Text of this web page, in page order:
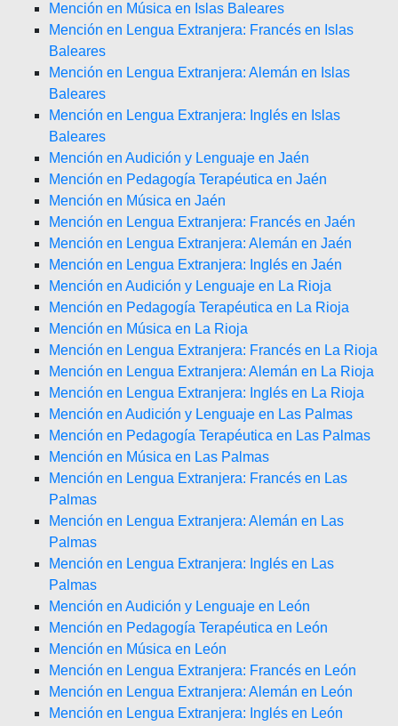
Mención en Música en Islas Baleares
Mención en Lengua Extranjera: Francés en Islas
Baleares
Mención en Lengua Extranjera: Alemán en Islas
Baleares
Mención en Lengua Extranjera: Inglés en Islas
Baleares
Mención en Audición y Lenguaje en Jaén
Mención en Pedagogía Terapéutica en Jaén
Mención en Música en Jaén
Mención en Lengua Extranjera: Francés en Jaén
Mención en Lengua Extranjera: Alemán en Jaén
Mención en Lengua Extranjera: Inglés en Jaén
Mención en Audición y Lenguaje en La Rioja
Mención en Pedagogía Terapéutica en La Rioja
Mención en Música en La Rioja
Mención en Lengua Extranjera: Francés en La Rioja
Mención en Lengua Extranjera: Alemán en La Rioja
Mención en Lengua Extranjera: Inglés en La Rioja
Mención en Audición y Lenguaje en Las Palmas
Mención en Pedagogía Terapéutica en Las Palmas
Mención en Música en Las Palmas
Mención en Lengua Extranjera: Francés en Las
Palmas
Mención en Lengua Extranjera: Alemán en Las
Palmas
Mención en Lengua Extranjera: Inglés en Las
Palmas
Mención en Audición y Lenguaje en León
Mención en Pedagogía Terapéutica en León
Mención en Música en León
Mención en Lengua Extranjera: Francés en León
Mención en Lengua Extranjera: Alemán en León
Mención en Lengua Extranjera: Inglés en León